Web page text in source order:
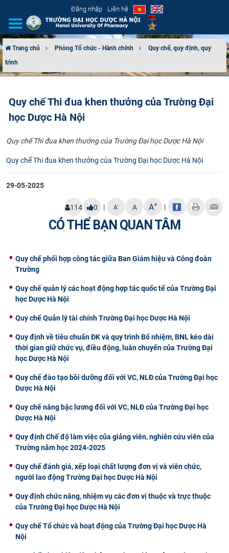
Đăng nhập Liên hệ
GIỚI THIỆU
TUYỂN SINH
ĐÀO TẠO
ĐẢM BẢO CHẤT LƯỢNG
Trang chủ Phòng Tổ chức - Hành chính
Quy chế, quy định, quy
trình
Quy chế Thi đua khen thưởng của Trường Đại
học Dược Hà Nội
Quy chế Thi đua khen thưởng của Trường Đại học Dược Hà Nội
Quy chế Thi đua khen thưởng của Trường Đại học Dược Hà Nội
29-05-2025
114 0 | A- A A+ |
CÓ THỂ BẠN QUAN TÂM
Quy chế phối hợp công tác giữa Ban Giám hiệu và Công đoàn
Trường
Quy chế quản lý các hoạt động hợp tác quốc tế của Trường Đại
học Dược Hà Nội
Quy chế Quản lý tài chính Trường Đại học Dược Hà Nội
Quy định về tiêu chuẩn ĐK và quy trình Bổ nhiệm, BNL kéo dài
thời gian giữ chức vụ, điều động, luân chuyển của Trường Đại
học Dược Hà Nội
Quy chế đào tạo bồi dưỡng đối với VC, NLĐ của Trường Đại học
Dược Hà Nội
Quy chế nâng bậc lương đối với VC, NLĐ của Trường Đại học
Dược Hà Nội
Quy định Chế độ làm việc của giảng viên, nghiên cứu viên của
Trường năm học 2024-2025
Quy chế đánh giá, xếp loại chất lượng đơn vị và viên chức,
người lao động Trường Đại học Dược Hà Nội
Quy định chức năng, nhiệm vụ các đơn vị thuộc và trực thuộc
của Trường Đại học Dược Hà Nội
Quy chế Tổ chức và hoạt động của Trường Đại học Dược Hà
Nội